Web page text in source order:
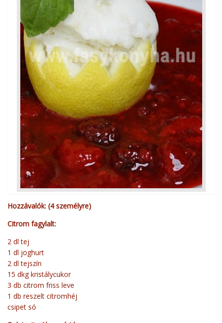
Hozzávalók: (4 személyre)
Citrom fagylalt:
2 dl tej
1 dl joghurt
2 dl tejszín
15 dkg kristálycukor
3 db citrom friss leve
1 db reszelt citromhéj
csipet só